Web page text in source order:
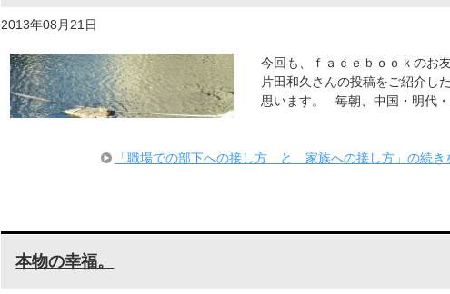
2013年08月21日
今回も、ｆａｃｅｂｏｏｋのお
片田和久さんの投稿をご紹介し
思います。 毎朝、中国・明代・
「職場での部下への接し方 と 家族への接し方」の続き
本物の幸福。